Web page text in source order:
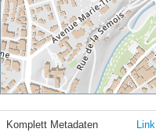
Komplett Metadaten Link